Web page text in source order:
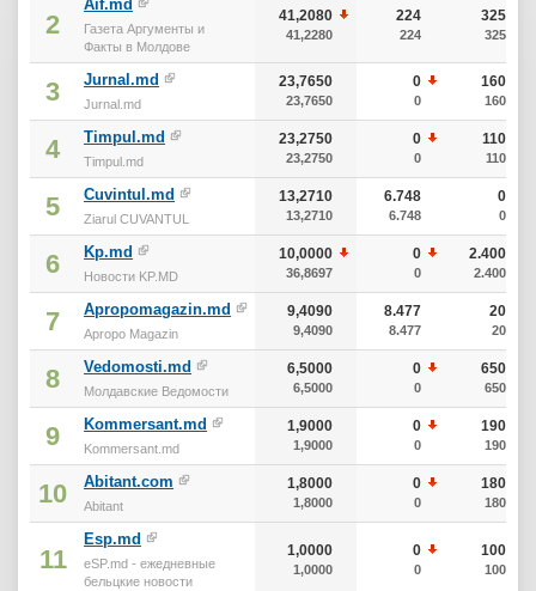
2
Aif.md
Газета Аргументы и
Факты в Молдове
41,2080
41,2280
224
224
325
325
3 Jurnal.md
Jurnal.md
23,7650
23,7650
0
0
160
160
4 Timpul.md
Timpul.md
23,2750
23,2750
0
0
110
110
5 Cuvintul.md
Ziarul CUVANTUL
13,2710
13,2710
6.748
6.748
0
0
6 Kp.md
Новости KP.MD
10,0000
36,8697
0
0
2.400
2.400
7 Apropomagazin.md
Apropo Magazin
9,4090
9,4090
8.477
8.477
20
20
8 Vedomosti.md
Молдавские Ведомости
6,5000
6,5000
0
0
650
650
9 Kommersant.md
Kommersant.md
1,9000
1,9000
0
0
190
190
10 Abitant.com
Abitant
1,8000
1,8000
0
0
180
180
11
Esp.md
eSP.md - ежедневные
бельцкие новости
1,0000
1,0000
0
0
100
100